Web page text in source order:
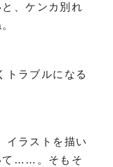
、ケンカ別れ
トラブルになる
イラストを描い
て……。そもそ